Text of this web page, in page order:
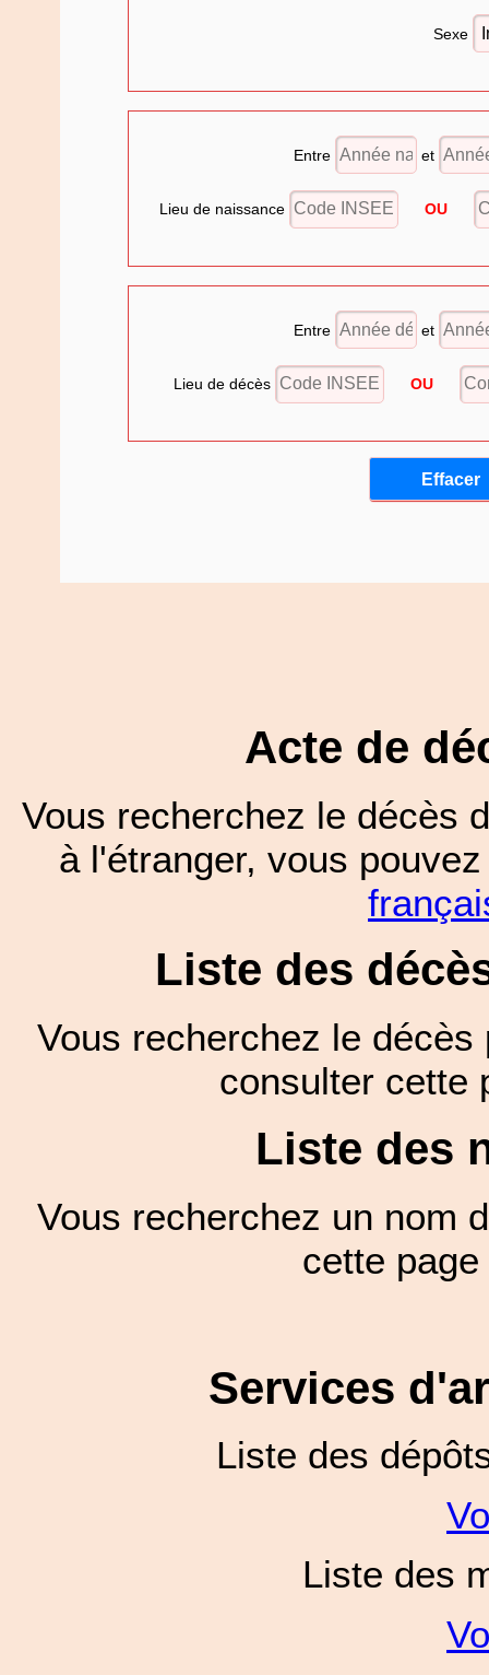
Sexe
Entre et
Lieu de naissance OU
Entre et
Lieu de décès OU
Acte de
Vous recherchez le décès
à l'étranger, vous
Liste des
Vous recherchez le
consulter
Liste des
Vous recherchez un nom
cette
Services
Liste des
Liste des